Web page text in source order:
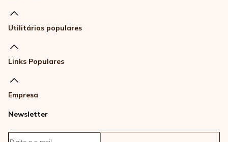
Utilitários populares
Links Populares
Empresa
Newsletter